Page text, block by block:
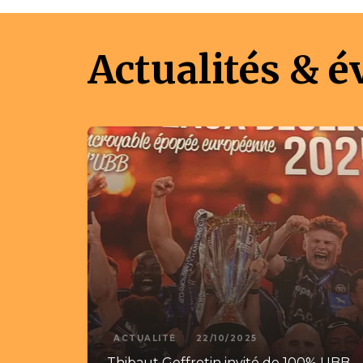
Actualités &
ACTUALITÉ 22/10/2025